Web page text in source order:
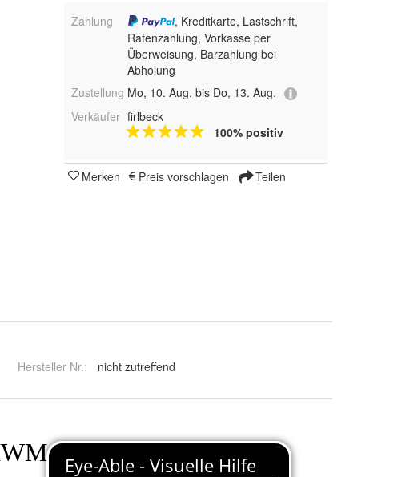
Zahlung
, Kreditkarte, Lastschrift,
Ratenzahlung, Vorkasse per
Überweisung, Barzahlung bei
Abholung
Zustellung Mo, 10. Aug. bis Do, 13. Aug.
Verkäufer firlbeck
100% positiv
Merken Preis vorschlagen Teilen
Hersteller Nr.: nicht zutreffend